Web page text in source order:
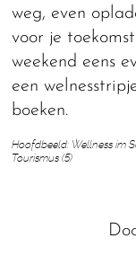
weg, even
voor je
weekend eens
een
boeken.
Hoofdbeeld: Wellness im
Tourismus (5)